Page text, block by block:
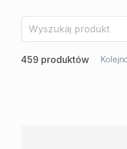
459 produktów